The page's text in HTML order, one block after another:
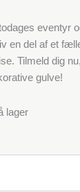
eventyr
en del af et
Tilmeld dig
gulve!
lager